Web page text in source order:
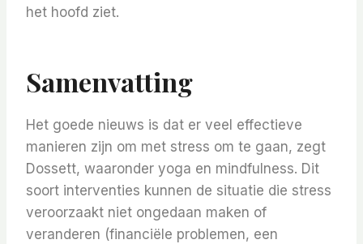
het hoofd ziet.
Samenvatting
Het goede nieuws is dat er veel effectieve
manieren zijn om met stress om te gaan, zegt
Dossett, waaronder yoga en mindfulness. Dit
soort interventies kunnen de situatie die stress
veroorzaakt niet ongedaan maken of
veranderen (financiële problemen, een